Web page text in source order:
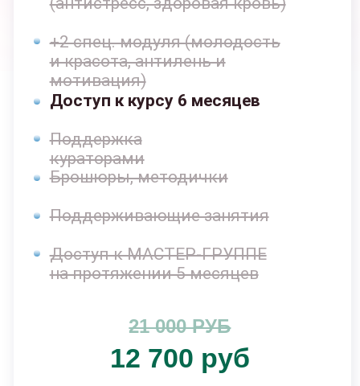
Поддержка кураторами
Поддерживающие занятия
Брошюры, методички
на протяжении 5 месяцев
26 700 РУБ
Оформить заявку